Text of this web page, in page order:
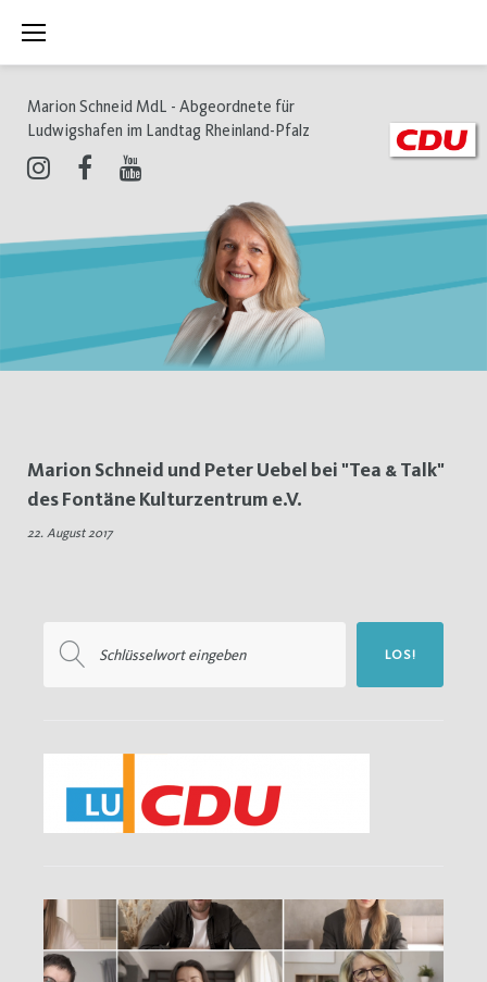
Inhalt
Marion Schneid MdL - Abgeordnete für
Ludwigshafen im Landtag Rheinland-Pfalz
Schlagwort:
Fontäne
Marion Schneid und Peter Uebel bei "Tea & Talk"
des Fontäne Kulturzentrum e.V.
22. August 2017
nach:
LOS!